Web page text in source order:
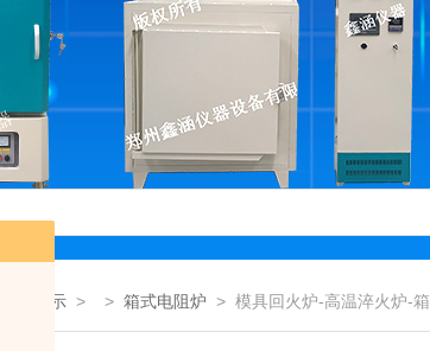
产品展示 > > 箱式电阻炉 > 模具回火炉-高温淬火炉-